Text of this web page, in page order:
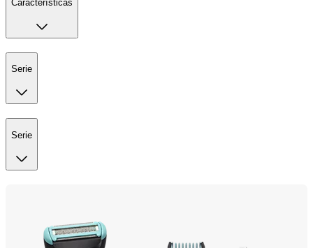
Características
Serie
Serie